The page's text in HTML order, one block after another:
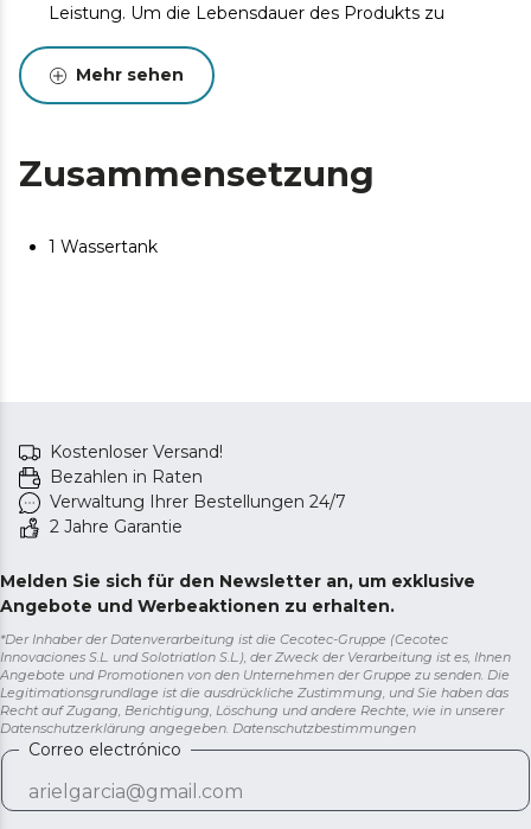
Leistung. Um die Lebensdauer des Produkts zu
Mehr sehen
Zusammensetzung
1 Wassertank
Kostenloser Versand!
Bezahlen in Raten
Verwaltung Ihrer Bestellungen 24/7
2 Jahre Garantie
Melden Sie sich für den Newsletter an, um exklusive
Angebote und Werbeaktionen zu erhalten.
*Der Inhaber der Datenverarbeitung ist die Cecotec-Gruppe (Cecotec
Innovaciones S.L. und Solotriatlon S.L.), der Zweck der Verarbeitung ist es, Ihnen
Angebote und Promotionen von den Unternehmen der Gruppe zu senden. Die
Legitimationsgrundlage ist die ausdrückliche Zustimmung, und Sie haben das
Recht auf Zugang, Berichtigung, Löschung und andere Rechte, wie in unserer
Datenschutzerklärung angegeben. Datenschutzbestimmungen
Correo electrónico